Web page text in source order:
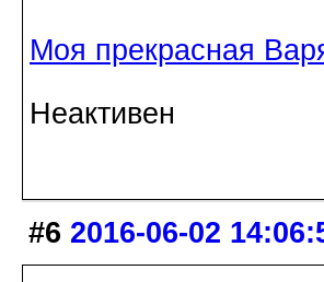
Моя прекрасная
Неактивен
#6 2016-06-02